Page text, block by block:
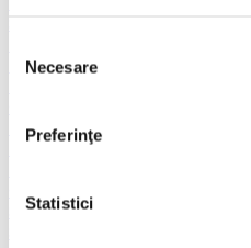
consimțământului
Necesare
Preferinţe
Statistici
Teatrul Muzical Ambasadorii
Musical Extravaganza
Prestige Art Production
SHOW EVENT